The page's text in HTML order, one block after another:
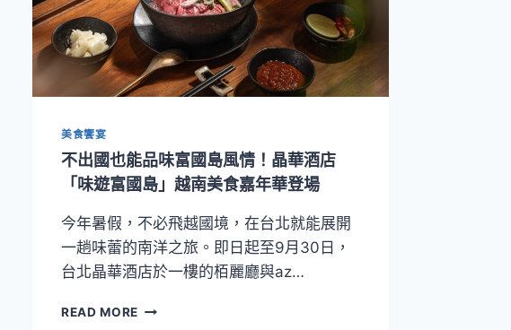
美食饗宴
不出國也能品味富國島風情！晶華酒店
「味遊富國島」越南美食嘉年華登場
今年暑假，不必飛越國境，在台北就能展開
一趟味蕾的南洋之旅。即日起至9月30日，
台北晶華酒店於一樓的栢麗廳與az…
READ MORE